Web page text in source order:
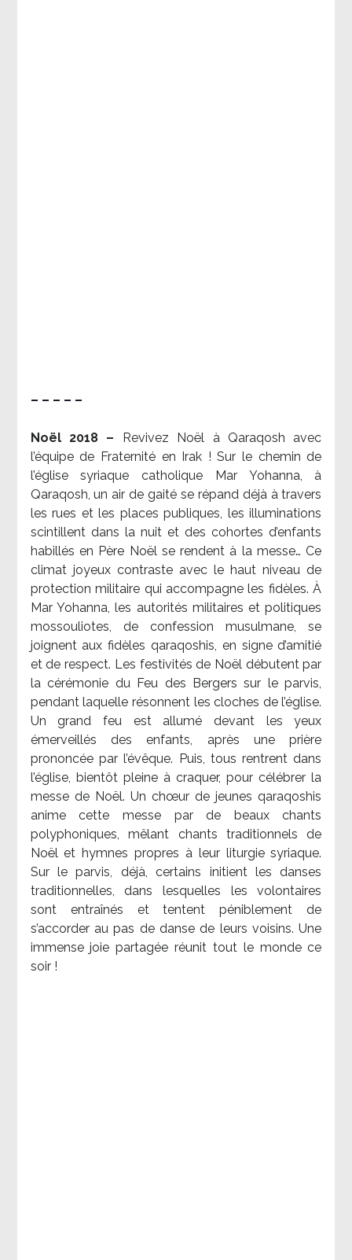
– – – – –
Noël 2018 –
Revivez Noël à Qaraqosh avec
l’équipe de Fraternité en Irak ! Sur le chemin de
l’église syriaque catholique Mar Yohanna, à
Qaraqosh, un air de gaité se répand déjà à travers
les rues et les places publiques, les illuminations
scintillent dans la nuit et des cohortes d’enfants
habillés en Père Noël se rendent à la messe… Ce
climat joyeux contraste avec le haut niveau de
protection militaire qui accompagne les fidèles. À
Mar Yohanna, les autorités militaires et politiques
mossouliotes, de confession musulmane, se
joignent aux fidèles qaraqoshis, en signe d’amitié
et de respect. Les festivités de Noël débutent par
la cérémonie du Feu des Bergers sur le parvis,
pendant laquelle résonnent les cloches de l’église.
Un grand feu est allumé devant les yeux
émerveillés des enfants, après une prière
prononcée par l’évêque. Puis, tous rentrent dans
l’église, bientôt pleine à craquer, pour célébrer la
messe de Noël. Un chœur de jeunes qaraqoshis
anime cette messe par de beaux chants
polyphoniques, mêlant chants traditionnels de
Noël et hymnes propres à leur liturgie syriaque.
Sur le parvis, déjà, certains initient les danses
traditionnelles, dans lesquelles les volontaires
sont entraînés et tentent péniblement de
s’accorder au pas de danse de leurs voisins. Une
immense joie partagée réunit tout le monde ce
soir !